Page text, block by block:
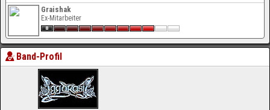
Graishak
Ex-Mitarbeiter
Band-Profil